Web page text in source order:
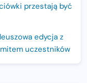
przestają być
edycja z
uczestników